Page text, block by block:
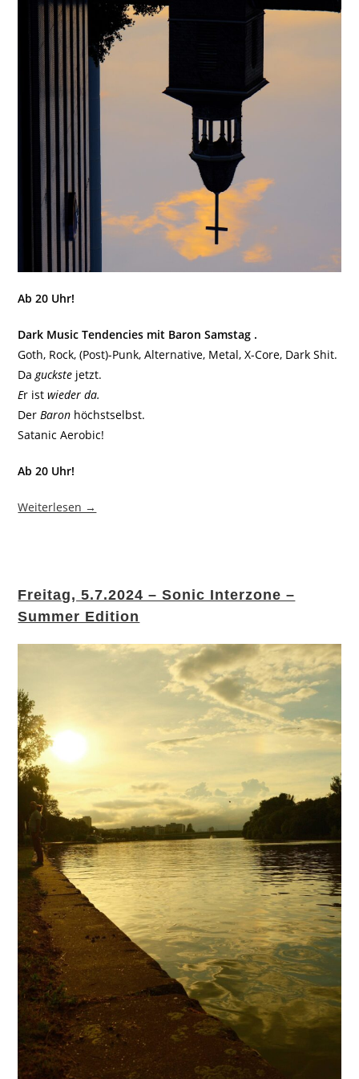
Ab 20 Uhr!
Dark Music Tendencies mit Baron Samstag .
Goth, Rock, (Post)-Punk, Alternative, Metal, X-Core, Dark Shit.
Daguckste jetzt.
Er istwieder da.
Der Baron höchstselbst.
Satanic Aerobic!
Ab 20 Uhr!
Weiterlesen →
Freitag, 5.7.2024 – Sonic Interzone –
Summer Edition